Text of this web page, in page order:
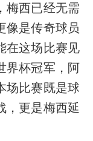
梅西已经无需
像是传奇球员
在这场比赛见
界杯冠军，阿
场比赛既是球
，更是梅西延